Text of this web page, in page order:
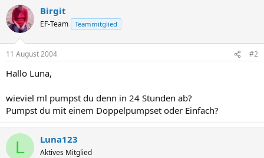
Birgit
EF-Team Teammitglied
11 August 2004 #2
Hallo Luna,
wieviel ml pumpst du denn in 24 Stunden ab?
Pumpst du mit einem Doppelpumpset oder Einfach?
L Luna123
Aktives Mitglied